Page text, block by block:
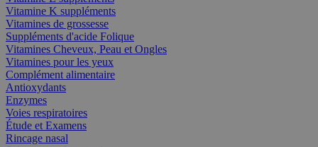
Vitamine K suppléments
Vitamines de grossesse
Suppléments d'acide Folique
Vitamines Cheveux, Peau et Ongles
Vitamines pour les yeux
Complément alimentaire
Antioxydants
Enzymes
Voies respiratoires
Étude et Examens
Rincage nasal